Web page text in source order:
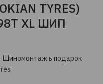
TYRES)
XL ШИП
Шиномонтаж в подарок